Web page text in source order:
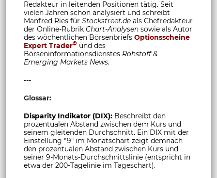
Redakteur in leitenden Positionen tätig. Seit
vielen Jahren schon analysiert und schreibt
Manfred Ries für Stockstreet.de als Chefredakteur
der Online-Rubrik Chart-Analysen sowie als Autor
des wöchentlichen Börsenbriefs Optionsscheine
Expert Trader© und des
Börseninformationsdienstes Rohstoff &
Emerging Markets News.
---
Glossar:
Disparity Indikator (DIX): Beschreibt den
prozentualen Abstand zwischen dem Kurs und
seinem gleitenden Durchschnitt. Ein DIX mit der
Einstellung "9" im Monatschart zeigt demnach
den prozentualen Abstand zwischen Kurs und
seiner 9-Monats-Durchschnittslinie (entspricht in
etwa der 200-Tagelinie im Tageschart).